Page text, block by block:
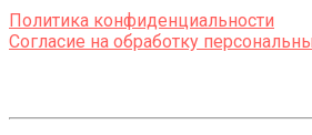
Политика конфиденциальности
Согласие на обработку